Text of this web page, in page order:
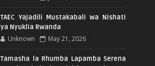
TAEC Yajadili Mustakabali wa Nishati
ya Nyuklia Rwanda
Unknown May 21, 2026
Tamasha la Rhumba Lapamba Serena